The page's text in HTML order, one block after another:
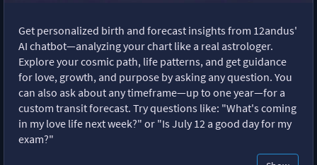
Get personalized birth and forecast insights from 12andus'
AI chatbot—analyzing your chart like a real astrologer.
Explore your cosmic path, life patterns, and get guidance
for love, growth, and purpose by asking any question. You
can also ask about any timeframe—up to one year—for a
custom transit forecast. Try questions like: "What's coming
in my love life next week?" or "Is July 12 a good day for my
exam?"